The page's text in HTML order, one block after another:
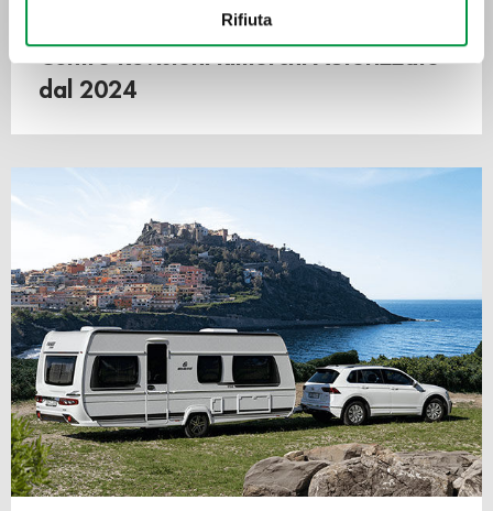
geografica, con un'approssimazione di qualche
metro,
attivamente alla ricerca di caratteristiche specifiche
(impronte digitali).
Approfondisci come vengono elaborati i tuoi dati personali
e imposta le tue preferenze nella
modificare o ritirare il tuo consenso in qualsiasi momento
dalla Dichiarazione sui cookie.
Utilizziamo i cookie per personalizzare contenuti ed
annunci, per fornire funzionalità dei social media e per
analizzare il nostro traffico. Condividiamo inoltre
informazioni sul modo in cui utilizza il nostro sito con i
nostri partner che si occupano di analisi dei dati web,
pubblicità e social media, i quali potrebbero combinarle
con altre informazioni che ha fornito loro o che hanno
Rifiuta
Centro Revisioni Rimorchi Autorizzato
dal 2024